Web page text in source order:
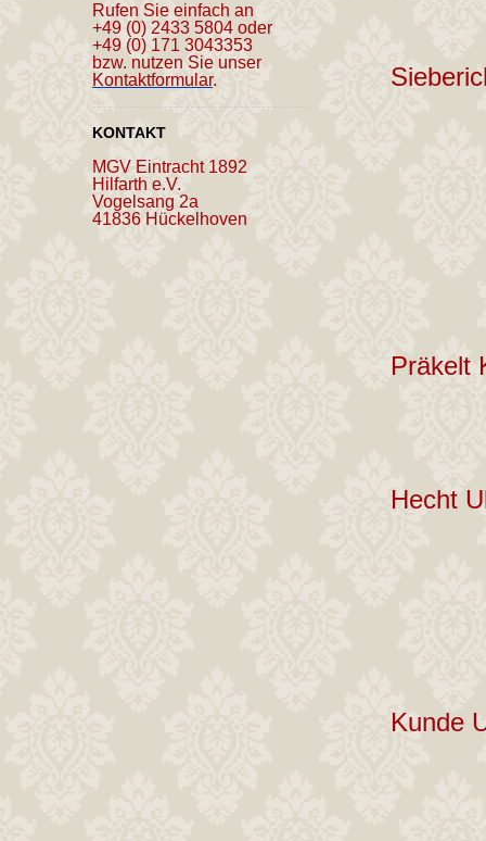
Rufen Sie einfach an
+49 (0) 2433 5804 oder
+49 (0) 171 3043353
bzw. nutzen Sie unser
Kontaktformular.
KONTAKT
MGV Eintracht 1892
Hilfarth e.V.
Vogelsang 2a
41836 Hückelhoven
Präkelt
Hecht
Kunde